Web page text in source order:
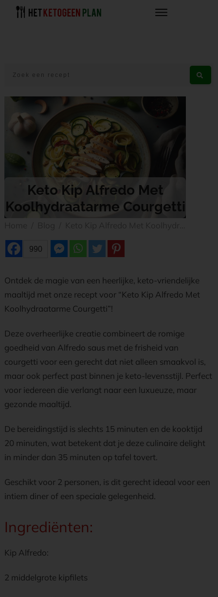
Keto Kip Alfredo Met
Koolhydraatarme Courgetti
990
Ontdek de magie van een heerlijke, keto-vriendelijke
maaltijd met onze recept voor “Keto Kip Alfredo Met
Koolhydraatarme Courgetti”!
Deze overheerlijke creatie combineert de romige
goedheid van Alfredo saus met de frisheid van
courgetti voor een gerecht dat niet alleen smaakvol is,
maar ook perfect past binnen je keto-levensstijl. Perfect
voor iedereen die verlangt naar een luxueuze, maar
gezonde maaltijd.
De bereidingstijd is slechts 15 minuten en de kooktijd
20 minuten, wat betekent dat je deze culinaire delight
in minder dan 35 minuten op tafel tovert.
Geschikt voor 2 personen, is dit gerecht ideaal voor een
intiem diner of een speciale gelegenheid.
Ingrediënten:
Kip Alfredo:
2 middelgrote kipfilets